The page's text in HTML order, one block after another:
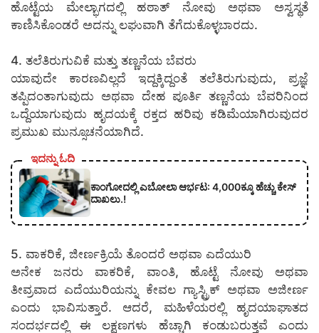
ಹೊಟ್ಟೆಯ ಮೇಲ್ಭಾಗದಲ್ಲಿ ಹಠಾತ್ ನೋವು ಅಥವಾ ಅಸ್ವಸ್ಥತೆ
ಕಾಣಿಸಿಕೊಂಡರೆ ಅದನ್ನು ಲಘುವಾಗಿ ತೆಗೆದುಕೊಳ್ಳಬಾರದು.
4. ತಲೆತಿರುಗುವಿಕೆ ಮತ್ತು ತಣ್ಣನೆಯ ಬೆವರು
ಯಾವುದೇ ಕಾರಣವಿಲ್ಲದೆ ಇದ್ದಕ್ಕಿದ್ದಂತೆ ತಲೆತಿರುಗುವುದು, ಪ್ರಜ್ಞೆ
ತಪ್ಪಿದಂತಾಗುವುದು ಅಥವಾ ದೇಹ ಪೂರ್ತಿ ತಣ್ಣನೆಯ ಬೆವರಿನಿಂದ
ಒದ್ದೆಯಾಗುವುದು ಹೃದಯಕ್ಕೆ ರಕ್ತದ ಹರಿವು ಕಡಿಮೆಯಾಗಿರುವುದರ
ಪ್ರಮುಖ ಮುನ್ಸೂಚನೆಯಾಗಿದೆ.
ಇದನ್ನು ಓದಿ
ಕಾಂಗೋದಲ್ಲಿ ಎಬೋಲಾ ಆರ್ಭಟ: 4,000ಕ್ಕೂ ಹೆಚ್ಚು ಕೇಸ್
ದಾಖಲು.!
5. ವಾಕರಿಕೆ, ಜೀರ್ಣಕ್ರಿಯೆ ತೊಂದರೆ ಅಥವಾ ಎದೆಯುರಿ
ಅನೇಕ ಜನರು ವಾಕರಿಕೆ, ವಾಂತಿ, ಹೊಟ್ಟೆ ನೋವು ಅಥವಾ
ತೀವ್ರವಾದ ಎದೆಯುರಿಯನ್ನು ಕೇವಲ ಗ್ಯಾಸ್ಟ್ರಿಕ್ ಅಥವಾ ಅಜೀರ್ಣ
ಎಂದು ಭಾವಿಸುತ್ತಾರೆ. ಆದರೆ, ಮಹಿಳೆಯರಲ್ಲಿ ಹೃದಯಾಘಾತದ
ಸಂದರ್ಭದಲ್ಲಿ ಈ ಲಕ್ಷಣಗಳು ಹೆಚ್ಚಾಗಿ ಕಂಡುಬರುತ್ತವೆ ಎಂದು